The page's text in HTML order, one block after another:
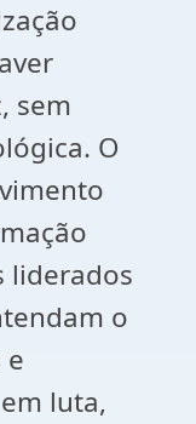
sem
O
liderados
o
e
luta,